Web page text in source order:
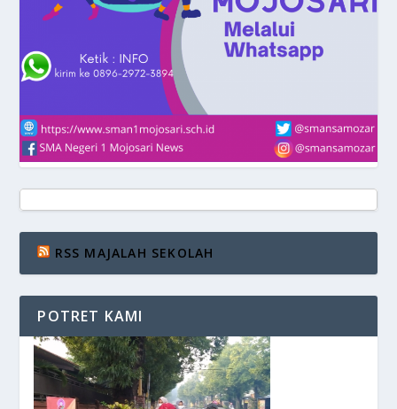
RSS MAJALAH SEKOLAH
POTRET KAMI